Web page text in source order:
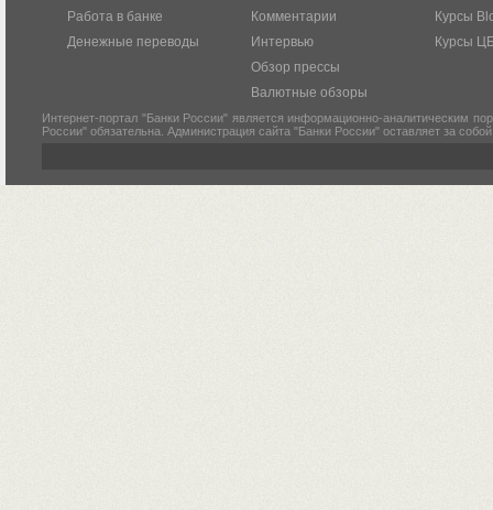
Работа в банке
Денежные переводы
Комментарии
Интервью
Обзор прессы
Валютные обзоры
Курсы
Курсы
Интернет-портал "Банки России" является информационно-аналитическим
России" обязательна. Администрация сайта "Банки России" оставляет за